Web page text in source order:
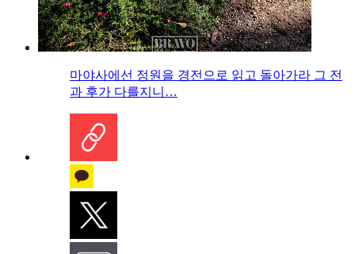
마야사에선 정원을 경전으로 읽고 돌아가라 그 전
과 후가 다를지니…